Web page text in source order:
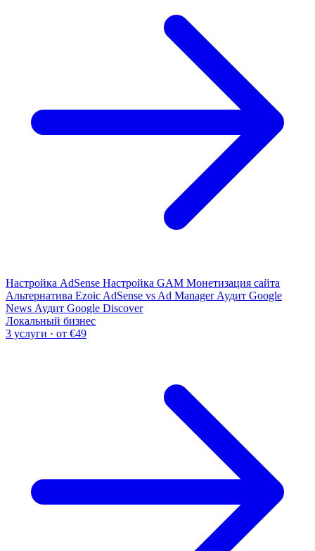
Настройка AdSense Настройка GAM Монетизация сайта
Альтернатива Ezoic AdSense vs Ad Manager Аудит Google
News Аудит Google Discover
Локальный бизнес
3 услуги · от €49